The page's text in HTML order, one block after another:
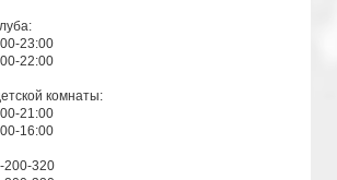
23:00
22:00
комнаты:
21:00
16:00
200-320